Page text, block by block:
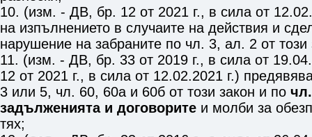
10. (изм. - ДВ, бр. 12 от 2021 г., в сила от
на изпълнението в случаите на действия и
нарушение на забраните по чл. 3, ал. 2 от този
11. (изм. - ДВ, бр. 33 от 2019 г., в сила от
12 от 2021 г., в сила от 12.02.2021 г.)
3 или 5, чл. 60, 60а и 60б от този закон и по
задълженията и договорите и молби за
тях;